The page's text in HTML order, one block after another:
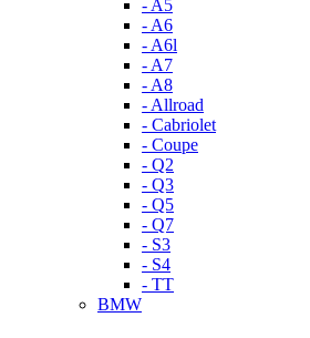
- A5
- A6
- A6l
- A7
- A8
- Allroad
- Cabriolet
- Coupe
- Q2
- Q3
- Q5
- Q7
- S3
- S4
- TT
BMW